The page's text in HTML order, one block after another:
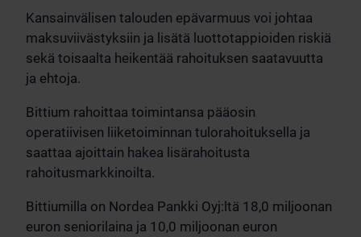
Kansainvälisen talouden epävarmuus voi johtaa
maksuviivästyksiin ja lisätä luottotappioiden riskiä
sekä toisaalta heikentää rahoituksen saatavuutta
ja ehtoja.
Bittium rahoittaa toimintansa pääosin
operatiivisen liiketoiminnan tulorahoituksella ja
saattaa ajoittain hakea lisärahoitusta
rahoitusmarkkinoilta.
Bittiumilla on Nordea Pankki Oyj:ltä 18,0 miljoonan
euron seniorilaina ja 10,0 miljoonan euron